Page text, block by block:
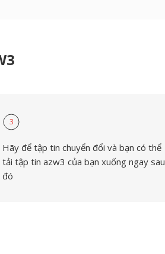
3
Hãy để tập tin chuyển đổi và bạn có thể
tải tập tin azw3 của bạn xuống ngay sau
đó